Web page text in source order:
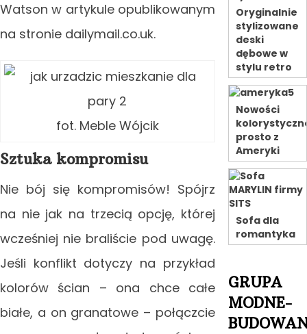
Watson w artykule opublikowanym
na stronie dailymail.co.uk.
fot. Meble Wójcik
Sztuka kompromisu
Nie bój się kompromisów! Spójrz
na nie jak na trzecią opcję, której
wcześniej nie braliście pod uwagę.
Jeśli konflikt dotyczy na przykład
kolorów ścian – ona chce całe
białe, a on granatowe – połączcie
Oryginalnie
stylizowane
deski
dębowe w
stylu retro
Nowości
prosto z
Ameryki
Sofa dla
romantyka
GRUPA
MODNE-